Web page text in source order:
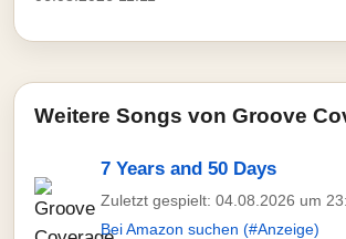
Weitere Songs von Groove
7 Years and 50 Days
Zuletzt gespielt: 04.08.2026 um
Bei Amazon suchen (#Anzeige)